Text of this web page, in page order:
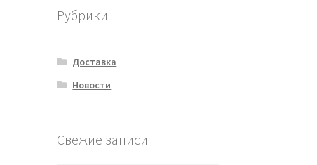
Рубрики
Доставка
Новости
Свежие записи